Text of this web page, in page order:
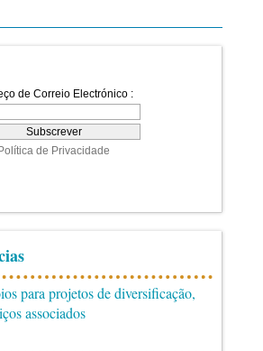
para projetos de diversificação,
associados